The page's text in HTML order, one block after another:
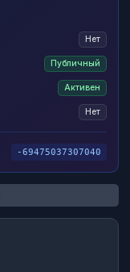
Нет
Публичный
Активен
Нет
-69475037307040